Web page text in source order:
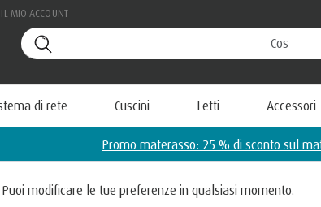
IL MIO ACCOUNT
di rete Cuscini Letti Accessori
Promo materasso: 25 % di sconto sul
modificare le tue preferenze in qualsiasi momento.